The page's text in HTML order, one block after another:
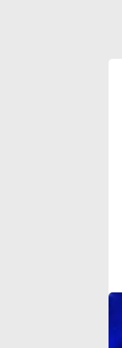
olmuştu: